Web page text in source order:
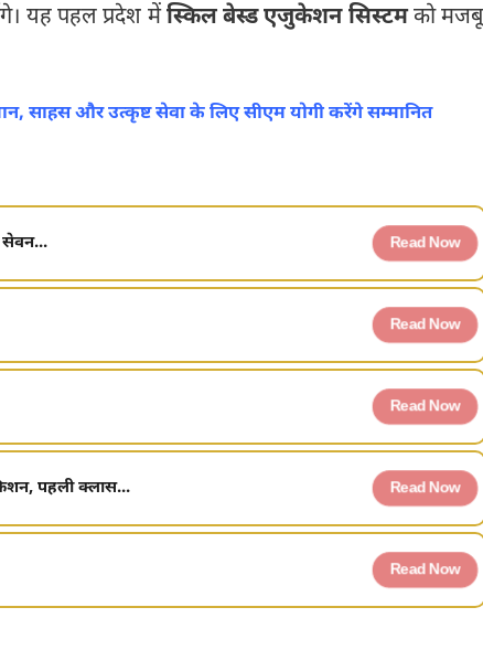
यह पहल प्रदेश मेंस्किल बेस्ड एजुकेशन सिस्टमको
साहस और उत्कृष्ट सेवा के लिए सीएम योगी करेंगे सम्मानित
सेवन... Read Now
Read Now
Read Now
पहली क्लास... Read Now
Read Now